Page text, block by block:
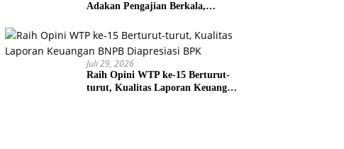
Adakan Pengajian Berkala,
Juli 29, 2026
Raih Opini WTP ke-15 Berturut-
turut, Kualitas Laporan Keuangan